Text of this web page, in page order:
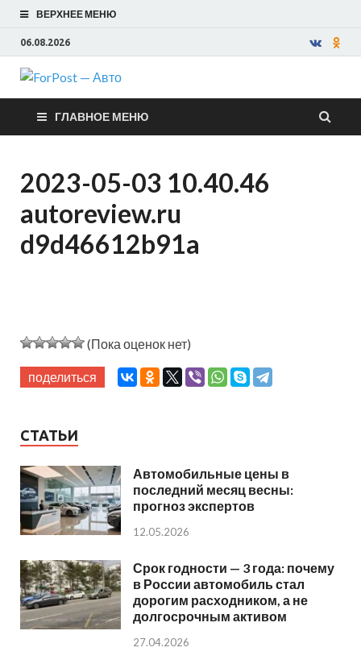
ВЕРХНЕЕ МЕНЮ
06.08.2026
ForPost —
Авто
ГЛАВНОЕ МЕНЮ
2023-05-03 10.40.46
autoreview.ru
d9d46612b91a
(Пока оценок нет)
поделиться
СТАТЬИ
Автомобильные цены в
последний месяц весны:
прогноз экспертов
12.05.2026
Срок годности — 3 года: почему
в России автомобиль стал
дорогим расходником, а не
долгосрочным активом
27.04.2026